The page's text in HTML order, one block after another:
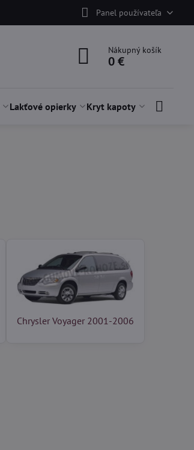
Panel používateľa
Nákupný košík
0 €
Lakťové opierky Kryt kapoty
Chrysler Voyager 2001-2006